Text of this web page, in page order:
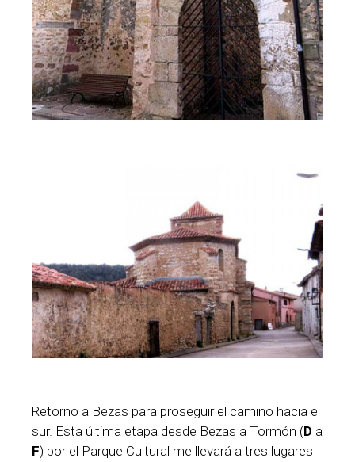
Retorno a Bezas para proseguir el camino hacia el
sur. Esta última etapa desde Bezas a Tormón (D a
F) por el Parque Cultural me llevará a tres lugares